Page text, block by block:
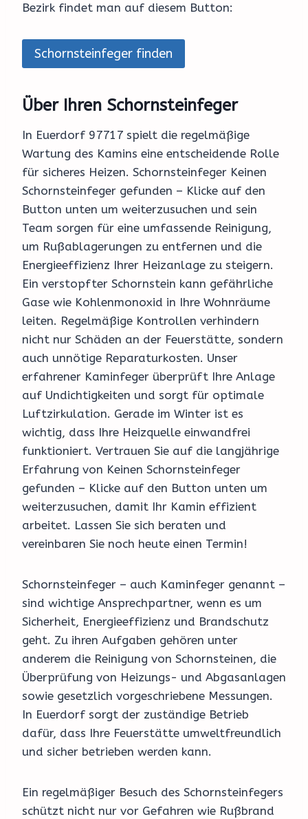
Bezirk findet man auf diesem Button:
Schornsteinfeger finden
Über Ihren Schornsteinfeger
In Euerdorf 97717 spielt die regelmäßige
Wartung des Kamins eine entscheidende Rolle
für sicheres Heizen. Schornsteinfeger Keinen
Schornsteinfeger gefunden – Klicke auf den
Button unten um weiterzusuchen und sein
Team sorgen für eine umfassende Reinigung,
um Rußablagerungen zu entfernen und die
Energieeffizienz Ihrer Heizanlage zu steigern.
Ein verstopfter Schornstein kann gefährliche
Gase wie Kohlenmonoxid in Ihre Wohnräume
leiten. Regelmäßige Kontrollen verhindern
nicht nur Schäden an der Feuerstätte, sondern
auch unnötige Reparaturkosten. Unser
erfahrener Kaminfeger überprüft Ihre Anlage
auf Undichtigkeiten und sorgt für optimale
Luftzirkulation. Gerade im Winter ist es
wichtig, dass Ihre Heizquelle einwandfrei
funktioniert. Vertrauen Sie auf die langjährige
Erfahrung von Keinen Schornsteinfeger
gefunden – Klicke auf den Button unten um
weiterzusuchen, damit Ihr Kamin effizient
arbeitet. Lassen Sie sich beraten und
vereinbaren Sie noch heute einen Termin!
Schornsteinfeger – auch Kaminfeger genannt –
sind wichtige Ansprechpartner, wenn es um
Sicherheit, Energieeffizienz und Brandschutz
geht. Zu ihren Aufgaben gehören unter
anderem die Reinigung von Schornsteinen, die
Überprüfung von Heizungs- und Abgasanlagen
sowie gesetzlich vorgeschriebene Messungen.
In Euerdorf sorgt der zuständige Betrieb
dafür, dass Ihre Feuerstätte umweltfreundlich
und sicher betrieben werden kann.
Ein regelmäßiger Besuch des Schornsteinfegers
schützt nicht nur vor Gefahren wie Rußbrand